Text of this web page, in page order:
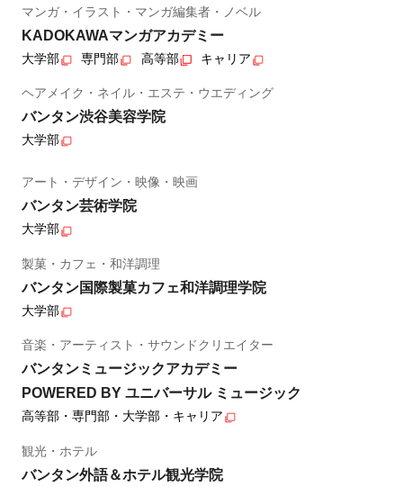
マンガ・イラスト・マンガ編集者・ノベル
KADOKAWAマンガアカデミー
大学部 専門部 高等部 キャリア
ヘアメイク・ネイル・エステ・ウエディング
バンタン渋谷美容学院
大学部
アート・デザイン・映像・映画
バンタン芸術学院
大学部
製菓・カフェ・和洋調理
バンタン国際製菓カフェ和洋調理学院
大学部
音楽・アーティスト・サウンドクリエイター
バンタンミュージックアカデミー
POWERED BY ユニバーサル ミュージック
高等部・専門部・大学部・キャリア
観光・ホテル
バンタン外語＆ホテル観光学院